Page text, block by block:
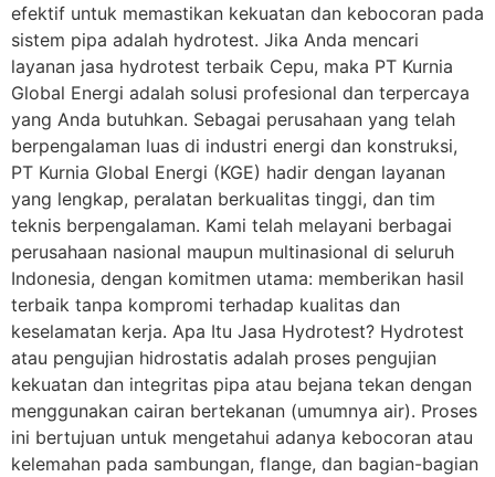
efektif untuk memastikan kekuatan dan kebocoran pada
sistem pipa adalah hydrotest. Jika Anda mencari
layanan jasa hydrotest terbaik Cepu, maka PT Kurnia
Global Energi adalah solusi profesional dan terpercaya
yang Anda butuhkan. Sebagai perusahaan yang telah
berpengalaman luas di industri energi dan konstruksi,
PT Kurnia Global Energi (KGE) hadir dengan layanan
yang lengkap, peralatan berkualitas tinggi, dan tim
teknis berpengalaman. Kami telah melayani berbagai
perusahaan nasional maupun multinasional di seluruh
Indonesia, dengan komitmen utama: memberikan hasil
terbaik tanpa kompromi terhadap kualitas dan
keselamatan kerja. Apa Itu Jasa Hydrotest? Hydrotest
atau pengujian hidrostatis adalah proses pengujian
kekuatan dan integritas pipa atau bejana tekan dengan
menggunakan cairan bertekanan (umumnya air). Proses
ini bertujuan untuk mengetahui adanya kebocoran atau
kelemahan pada sambungan, flange, dan bagian-bagian